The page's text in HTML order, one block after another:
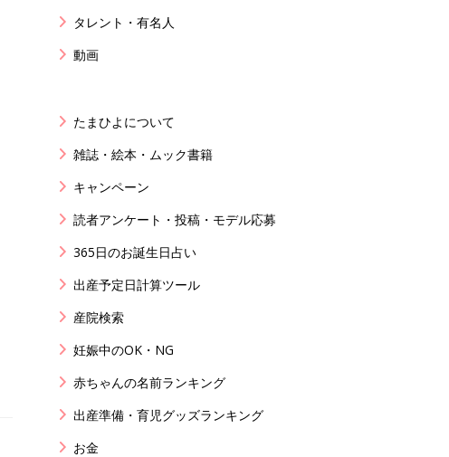
タレント・有名人
動画
たまひよについて
雑誌・絵本・ムック書籍
キャンペーン
読者アンケート・投稿・モデル応募
365日のお誕生日占い
出産予定日計算ツール
産院検索
妊娠中のOK・NG
赤ちゃんの名前ランキング
出産準備・育児グッズランキング
お金